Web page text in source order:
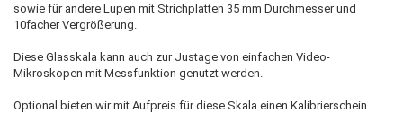
sowie für andere Lupen mit Strichplatten 35 mm Durchmesserund
10facher Vergrößerung.
Diese Glasskala kann auch zur Justage von einfachen Video-
Mikroskopen mit Messfunktion genutzt werden.
Optional bieten wir mit Aufpreis für diese Skala einen Kalibrierschein